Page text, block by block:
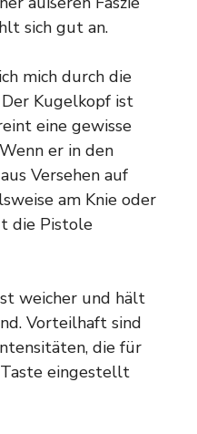
sich gut an.
mich durch die
Kugelkopf ist
eine gewisse
er in den
Versehen auf
am Knie oder
die Pistole
weicher und hält
Vorteilhaft sind
die für
eingestellt